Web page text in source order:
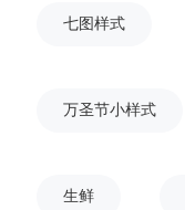
七图样式
万圣节小样式
生鲜